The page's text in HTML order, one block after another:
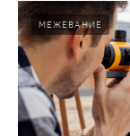
МЕЖЕВАНИЕ